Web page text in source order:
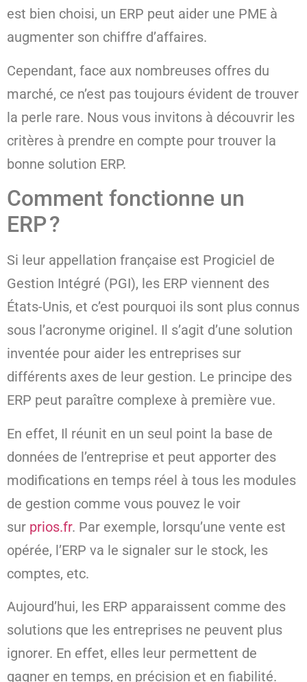
est bien choisi, un ERP peut aider une PME à
augmenter son chiffre d’affaires.
Cependant, face aux nombreuses offres du
marché, ce n’est pas toujours évident de trouver
la perle rare. Nous vous invitons à découvrir les
critères à prendre en compte pour trouver la
bonne solution ERP.
Comment fonctionne un
ERP ?
Si leur appellation française est Progiciel de
Gestion Intégré (PGI), les ERP viennent des
États-Unis, et c’est pourquoi ils sont plus connus
sous l’acronyme originel. Il s’agit d’une solution
inventée pour aider les entreprises sur
différents axes de leur gestion. Le principe des
ERP peut paraître complexe à première vue.
En effet, Il réunit en un seul point la base de
données de l’entreprise et peut apporter des
modifications en temps réel à tous les modules
de gestion comme vous pouvez le voir
sur prios.fr. Par exemple, lorsqu’une vente est
opérée, l’ERP va le signaler sur le stock, les
comptes, etc.
Aujourd’hui, les ERP apparaissent comme des
solutions que les entreprises ne peuvent plus
ignorer. En effet, elles leur permettent de
gagner en temps, en précision et en fiabilité.